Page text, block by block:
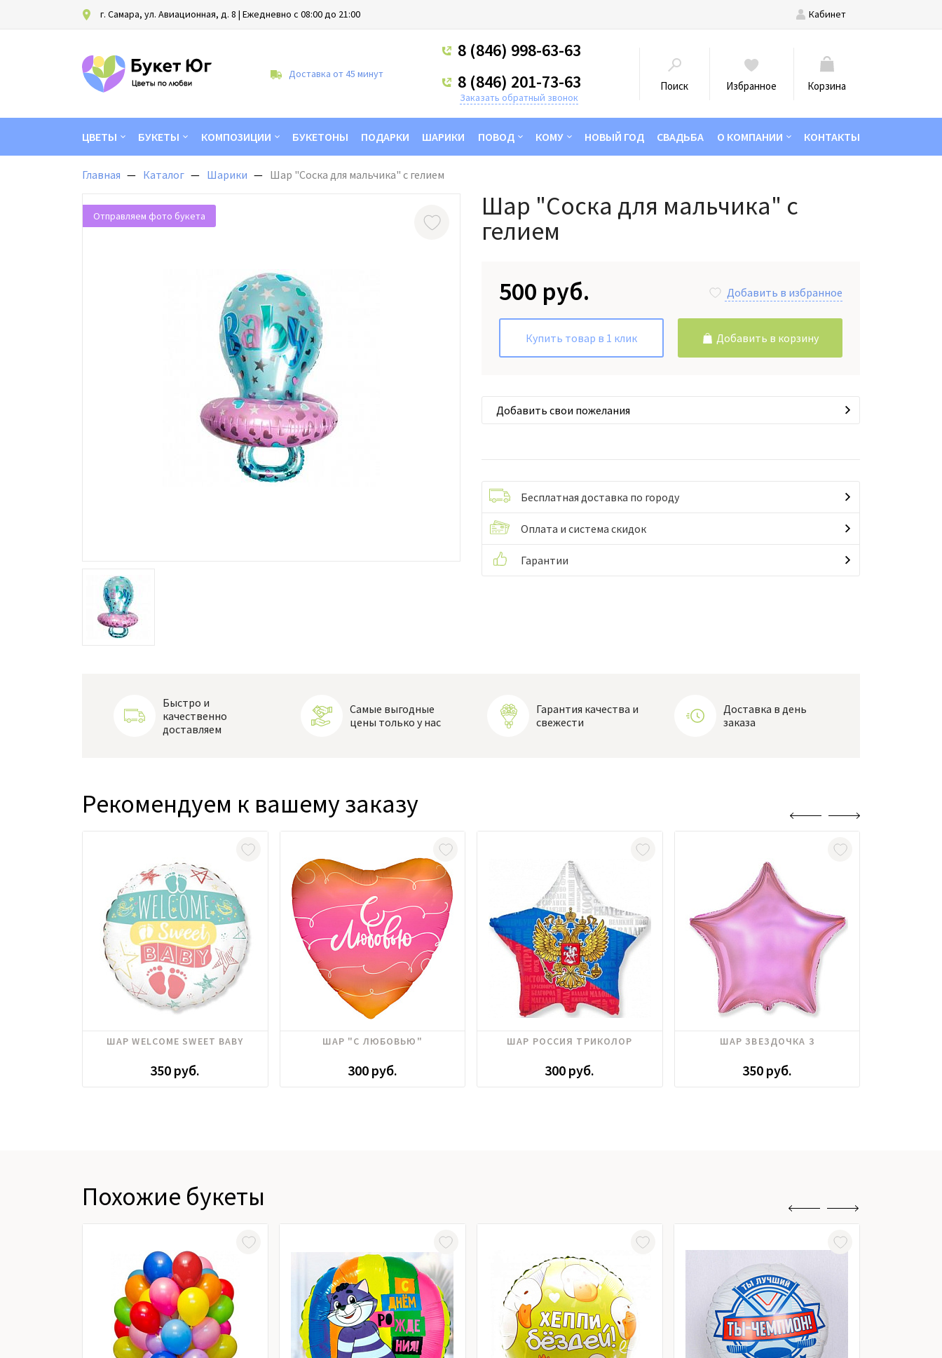
г. Самара, ул. Авиационная, д. 8 | Ежедневно с 08:00 до 21:00 Кабинет
Доставка от 45 минут
8 (846) 998-63-63
8 (846) 201-73-63
Заказать обратный звонок
Поиск Избранное Корзина
ЦВЕТЫ БУКЕТЫ КОМПОЗИЦИИ БУКЕТОНЫ ПОДАРКИ ШАРИКИ ПОВОД КОМУ НОВЫЙ ГОД СВАДЬБА О КОМПАНИИ КОНТАКТЫ
Главная Каталог Шарики Шар "Соска для мальчика" с гелием
Отправляем фото букета
Шар "Соска для мальчика" с
гелием
500 руб.
Добавить в избранное
Купить товар в 1 клик Добавить в корзину
Добавить свои пожелания
Бесплатная доставка по городу
Оплата и система скидок
Гарантии
Быстро и
качественно
доставляем
Самые выгодные
цены только у нас
Гарантия качества и
свежести
Доставка в день
заказа
Рекомендуем к вашему заказу
ШАР WELCOME SWEET BABY
350 руб.
ШАР "С ЛЮБОВЬЮ"
300 руб.
ШАР РОССИЯ ТРИКОЛОР
300 руб.
ШАР ЗВЕЗДОЧКА 3
350 руб.
Похожие букеты